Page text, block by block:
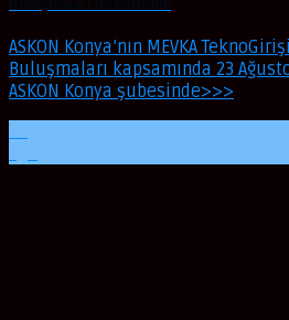
ASKON Konya’nın MEVKA
Buluşmaları kapsamında 23
ASKON Konya şubesinde>>>